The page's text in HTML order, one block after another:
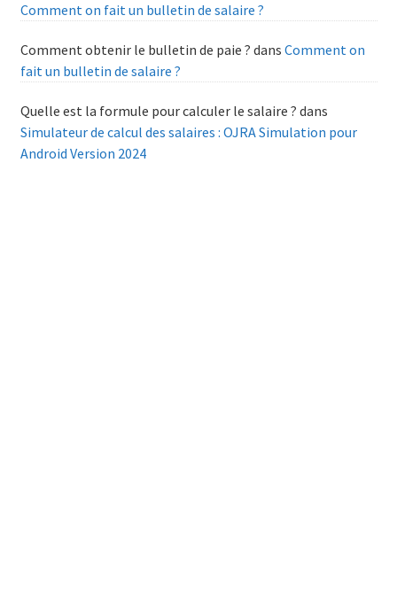
Comment on fait un bulletin de salaire ?
Comment obtenir le bulletin de paie ? dans Comment on
fait un bulletin de salaire ?
Quelle est la formule pour calculer le salaire ? dans
Simulateur de calcul des salaires : OJRA Simulation pour
Android Version 2024